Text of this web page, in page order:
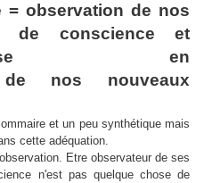
= observation de nos
de conscience et
en
de nos nouveaux
et un peu synthétique mais
cette adéquation.
Etre observateur de ses
n'est pas quelque chose de